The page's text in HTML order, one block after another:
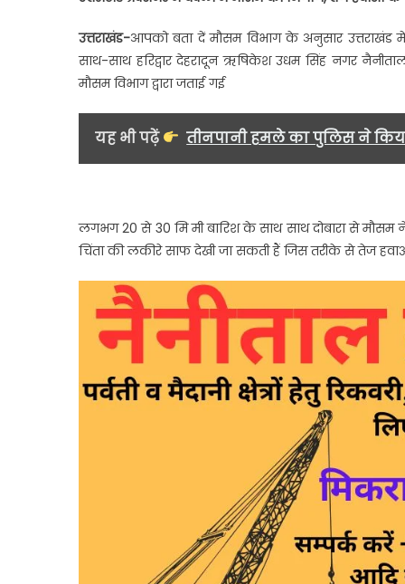
के
हुई
जमकर
किसानो
की
उत्तराखंड-आपको बता दें मौसम विभाग के अनुसार उत्तराखंड
साथ-साथ हरिद्वार देहरादून ऋषिकेश उधम सिंह नगर
मौसम विभाग द्वारा जताई गई
यह भी पढ़ें तीनपानी हमले का पुलिस ने
लगभग 20 से 30 मि मी बारिश के साथ साथ दोबारा से
चिंता की लकीरे साफ देखी जा सकती हैं जिस तरीके से तेज